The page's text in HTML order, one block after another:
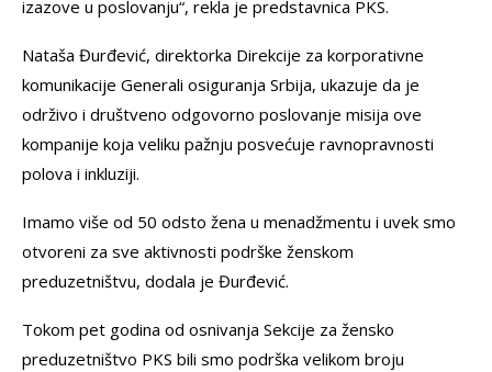
izazove u poslovanju“, rekla je predstavnica PKS.
Nataša Đurđević, direktorka Direkcije za korporativne
komunikacije Generali osiguranja Srbija, ukazuje da je
održivo i društveno odgovorno poslovanje misija ove
kompanije koja veliku pažnju posvećuje ravnopravnosti
polova i inkluziji.
Imamo više od 50 odsto žena u menadžmentu i uvek smo
otvoreni za sve aktivnosti podrške ženskom
preduzetništvu, dodala je Đurđević.
Tokom pet godina od osnivanja Sekcije za žensko
preduzetništvo PKS bili smo podrška velikom broju